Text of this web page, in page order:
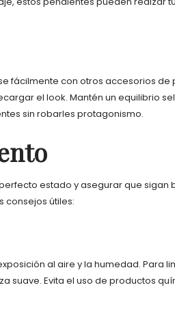
fácilmente con otros accesorios de
el look. Mantén un equilibrio
sin robarles protagonismo.
estado y asegurar que sigan
consejos útiles:
al aire y la humedad. Para
suave. Evita el uso de productos